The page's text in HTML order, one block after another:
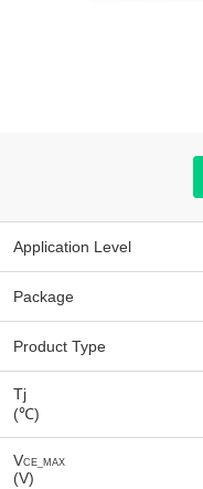
Application Level
Package
Product Type
Tj
(℃)
VCE_MAX
(V)